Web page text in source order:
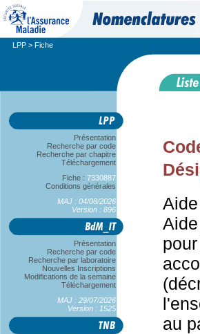
LPP > Fiche
Présentation
Recherche par code
Recherche par chapitre
Téléchargement
Fiche : 7330887
Conditions générales
MAJ : 04/08/2026
Version : 896
Présentation
Recherche par code
Recherche par laboratoire
Nouvelles Inscriptions
Modifications de la semaine
Téléchargement
MAJ : 29/07/2026
Version : 1525
au